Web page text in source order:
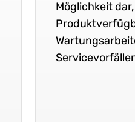
Möglichkeit